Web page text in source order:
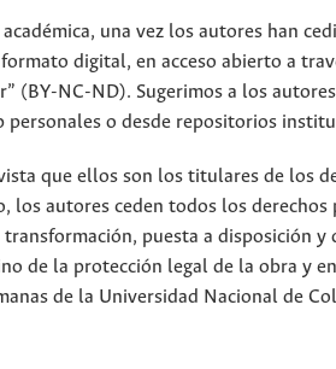
una vez los autores han
digital, en acceso abierto a
(BY-NC-ND). Sugerimos a los
o desde repositorios
que ellos son los titulares de los
los autores ceden todos los
puesta a disposición y
de la protección legal de la obra y
de la Universidad Nacional de